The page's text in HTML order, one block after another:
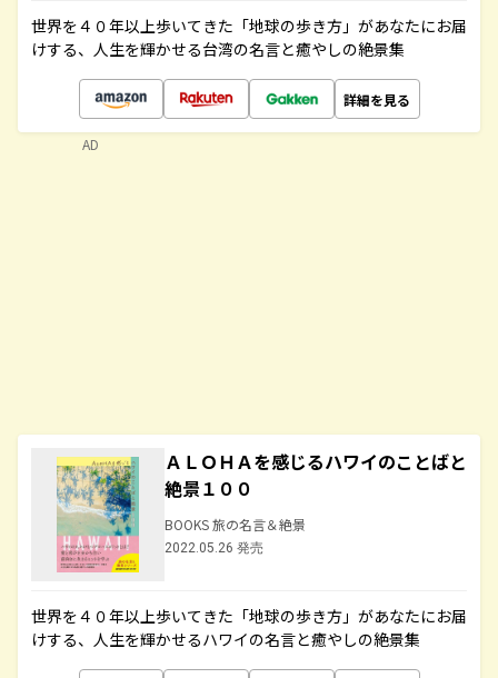
世界を４０年以上歩いてきた「地球の歩き方」があなたにお届
けする、人生を輝かせる台湾の名言と癒やしの絶景集
詳細を見る
ＡＬＯＨＡを感じるハワイのことばと
絶景１００
BOOKS 旅の名言＆絶景
2022.05.26 発売
世界を４０年以上歩いてきた「地球の歩き方」があなたにお届
けする、人生を輝かせるハワイの名言と癒やしの絶景集
AD